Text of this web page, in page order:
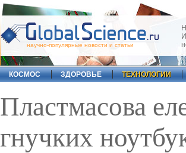
научно-популярные новости и статьи
КОСМОС ЗДОРОВЬЕ ТЕХНОЛОГИИ
Пластмасова
гнучких